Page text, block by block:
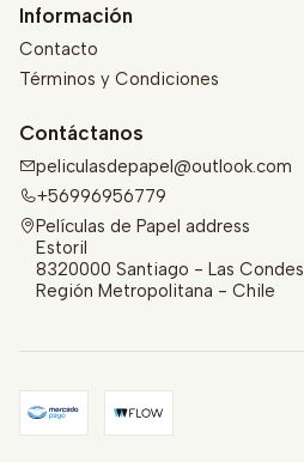
Información
Contacto
Términos y Condiciones
Contáctanos
peliculasdepapel@outlook.com
+56996956779
Películas de Papel address
Estoril
8320000 Santiago - Las Condes
Región Metropolitana - Chile